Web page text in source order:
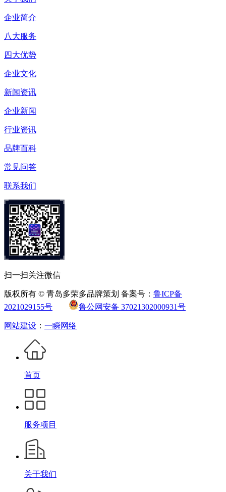
企业简介
八大服务
四大优势
企业文化
新闻资讯
企业新闻
行业资讯
品牌百科
常见问答
联系我们
扫一扫关注微信
版权所有 © 青岛多荣多品牌策划 备案号： 鲁ICP备
2021029155号
鲁公网安备 37021302000931号
网站建设 ： 一瞬网络
首页
服务项目
关于我们